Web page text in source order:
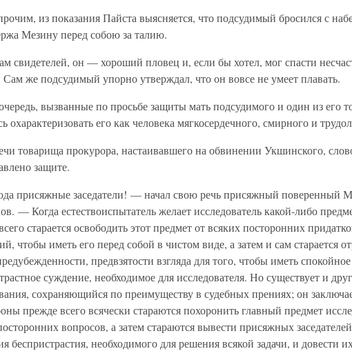
из показания Пайста выясняется, что подсудимый бросился с
Мезину перед собою за талию.
свидетелей, он — хороший пловец и, если бы хотел, мог спасти
же подсудимый упорно утверждал, что он вовсе не умеет плавать.
вызванные по просьбе защиты мать подсудимого и один из его
охарактеризовать его как человека мягкосердечного, смирного и
товарища прокурора, настаивавшего на обвинении Укшинского,
защите.
присяжные заседатели! — начал свою речь присяжный поверенный
— Когда естествоиспытатель желает исследователь какой-либо
старается освободить этот предмет от всяких посторонних
чтобы иметь его перед собой в чистом виде, а затем и сам старается
предвзятости взгляда для того, чтобы иметь спокойное
суждение, необходимое для исследователя. Но существует и
сохраняющийся по преимуществу в судебных прениях; он
прежде всего всячески стараются похоронить главный предмет
вопросов, а затем стараются вывести присяжных
беспристрастия, необходимого для решения всякой задачи, и довести